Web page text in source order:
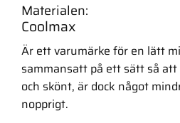
Materialen:
Coolmax
Är ett varumärke för en lätt
sammansatt på ett sätt så
och skönt, är dock något
nopprigt.